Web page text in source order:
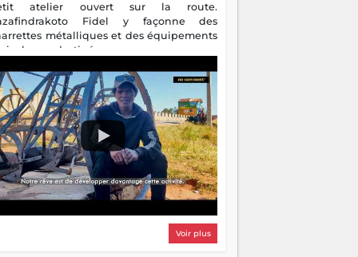
atelier ouvert sur la route.
Fidel y façonne des
métalliques et des équipements
destinés aux campagnes
il perpétue un métier discret mais
Voir plus